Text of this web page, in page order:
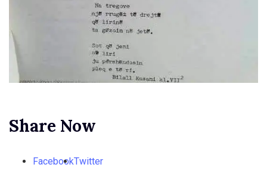
Share Now
FacebookTwitter